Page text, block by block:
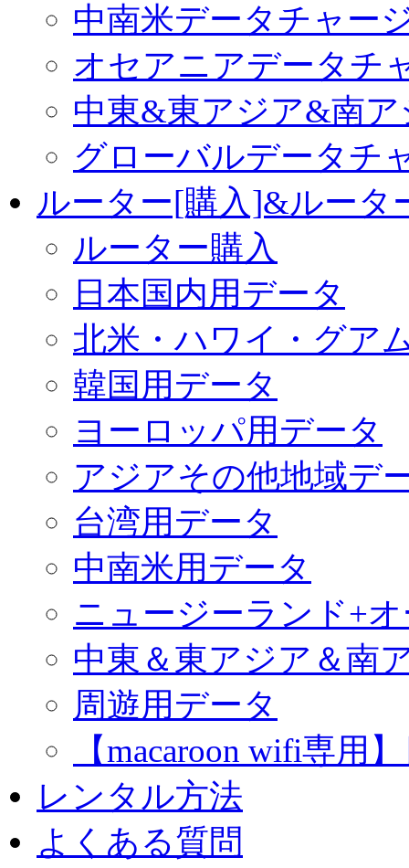
中南米データチャー
オセアニアデータチ
中東&東アジア&南
グローバルデータチ
ルーター[購入]&ルータ
ルーター購入
日本国内用データ
北米・ハワイ・グア
韓国用データ
ヨーロッパ用データ
アジアその他地域デ
台湾用データ
中南米用データ
ニュージーランド+
中東＆東アジア＆南
周遊用データ
【macaroon wifi専用
レンタル方法
よくある質問